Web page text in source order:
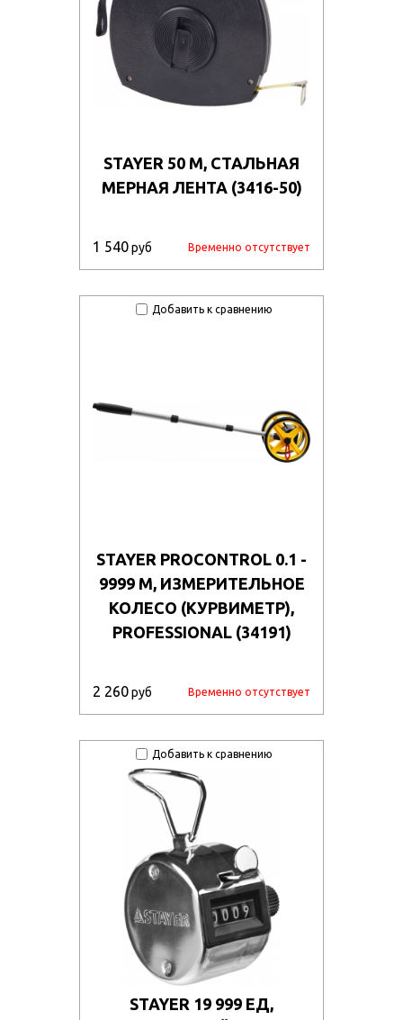
STAYER 50 М, СТАЛЬНАЯ
МЕРНАЯ ЛЕНТА (3416-50)
1 540руб Временно отсутствует
Добавить к сравнению
STAYER PROCONTROL 0.1 -
9999 М, ИЗМЕРИТЕЛЬНОЕ
КОЛЕСО (КУРВИМЕТР),
PROFESSIONAL (34191)
2 260руб Временно отсутствует
Добавить к сравнению
STAYER 19 999 ЕД,